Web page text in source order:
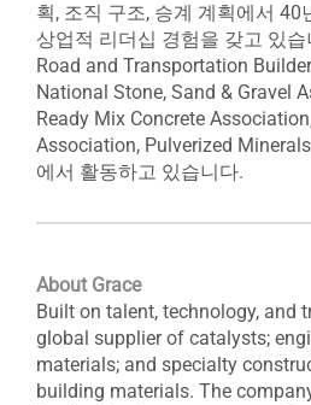
획, 조직 구조, 승계 계획에서 40
상업적 리더십 경험을 갖고 있
Road and Transportation
National Stone, Sand & Gravel
Ready Mix Concrete
Association, Pulverized
에서 활동하고 있습니다.
About Grace
Built on talent, technology, and
global supplier of catalysts;
materials; and specialty
building materials. The